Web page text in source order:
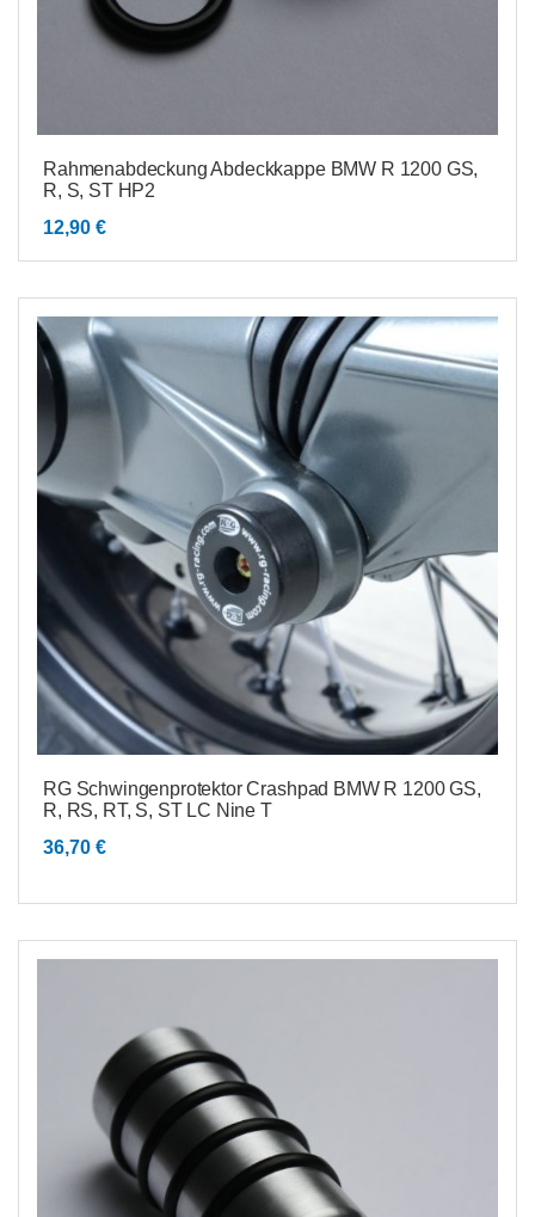
Rahmenabdeckung Abdeckkappe BMW R 1200 GS,
R, S, ST HP2
12,90 €
RG Schwingenprotektor Crashpad BMW R 1200 GS,
R, RS, RT, S, ST LC Nine T
36,70 €